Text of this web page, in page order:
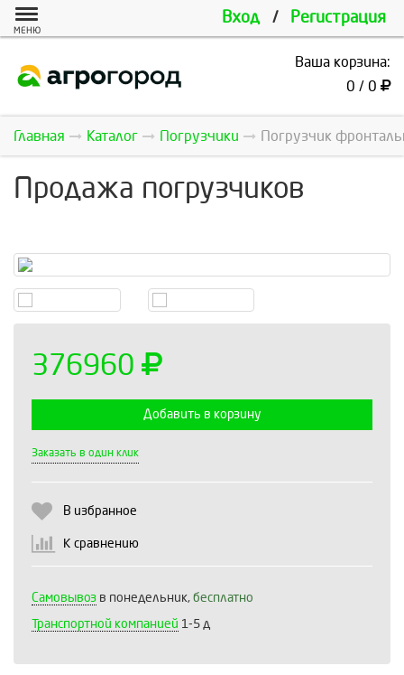
Вход / Регистрация
МЕНЮ
Ваша корзина:
0 / 0
Главная Каталог Погрузчики Погрузчик
Продажа погрузчиков
376960
Добавить в корзину
Заказать в один клик
В избранное
К сравнению
Самовывоз в понедельник, бесплатно
Транспортной компанией 1-5 д